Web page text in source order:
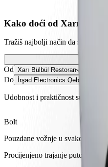
Kako doći od Xarı
Tražiš najbolji način da stigneš
Od Xarı Bülbül Restoran
Do İrşad Electronics Qəbələ Filialı
Udobnost i praktičnost su
Bolt
Pouzdane vožnje u
Procijenjeno trajanje putovanja